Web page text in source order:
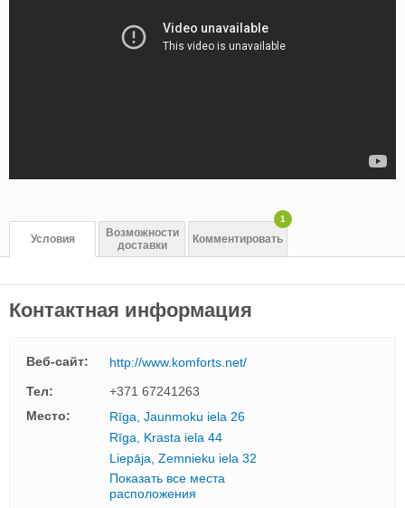
Условия
Возможности
доставки
Комментировать
1
Контактная информация
Веб-сайт:
http://www.komforts.net/
Тел:
+371 67241263
Mесто:
Rīga, Jaunmoku iela 26
Rīga, Krasta iela 44
Liepāja, Zemnieku iela 32
Показать все места
расположения